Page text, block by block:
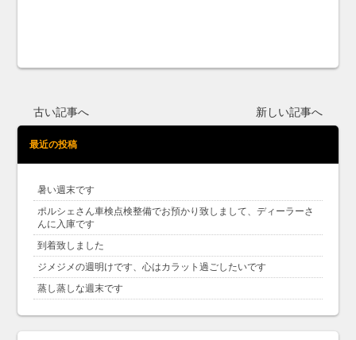
古い記事へ 新しい記事へ
最近の投稿
暑い週末です
ポルシェさん車検点検整備でお預かり致しまして、ディーラーさ
んに入庫です
到着致しました
ジメジメの週明けです、心はカラット過ごしたいです
蒸し蒸しな週末です